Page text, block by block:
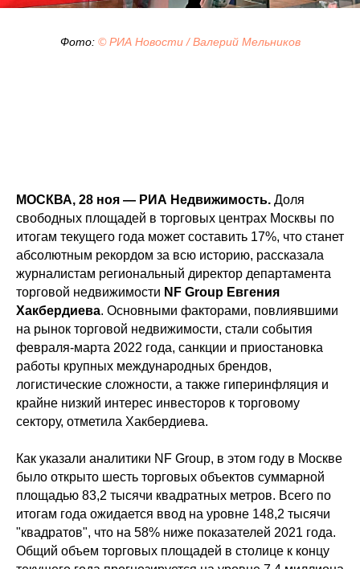
Фото: © РИА Новости / Валерий Мельников
МОСКВА, 28 ноя — РИА Недвижимость. Доля
свободных площадей в торговых центрах Москвы по
итогам текущего года может составить 17%, что станет
абсолютным рекордом за всю историю, рассказала
журналистам региональный директор департамента
торговой недвижимости NF Group Евгения
Хакбердиева. Основными факторами, повлиявшими
на рынок торговой недвижимости, стали события
февраля-марта 2022 года, санкции и приостановка
работы крупных международных брендов,
логистические сложности, а также гиперинфляция и
крайне низкий интерес инвесторов к торговому
сектору, отметила Хакбердиева.
Как указали аналитики NF Group, в этом году в Москве
было открыто шесть торговых объектов суммарной
площадью 83,2 тысячи квадратных метров. Всего по
итогам года ожидается ввод на уровне 148,2 тысячи
"квадратов", что на 58% ниже показателей 2021 года.
Общий объем торговых площадей в столице к концу